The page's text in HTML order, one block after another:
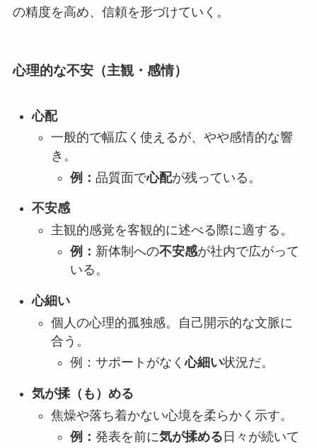
の精度を高め、信頼を形づけていく。
心理的な不安（主観・感情）
心配
一般的で幅広く使えるが、やや感情的な響
き。
例： 品質面で心配が残っている。
不安感
主観的感覚を客観的に述べる際に適する。
例： 新体制への不安感が社内で広がって
いる。
心細い
個人の心理的孤独感。自己開示的な文脈に
合う。
例：サポートがなく心細い状況だ。
気が揉（も）める
焦燥や落ち着かない心境を柔らかく示す。
例： 発表を前に気が揉める 日々が続いて